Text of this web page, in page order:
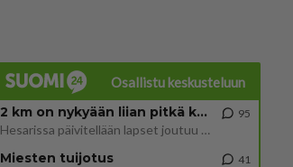
Osallistu keskusteluun
2 km on nykyään liian pitkä koulumatka
Hesarissa päivitellään lapset joutuu nyt kulkemaan 2 km kouluun jösses. Ruostefillarilla tuo matka menee vaikka miten äk
95
Miesten tuijotus 41